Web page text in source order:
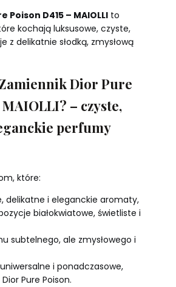
Poison D415 – MAIOLLI to
kochają luksusowe, czyste,
z delikatnie słodką, zmysłową
Dior Pure
– czyste,
perfumy
które:
delikatne i eleganckie aromaty,
białokwiatowe, świetliste i
subtelnego, ale zmysłowego i
i ponadczasowe,
Pure Poison.